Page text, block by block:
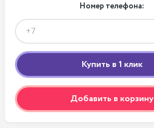
Номер телефона:
Добавить в корзину